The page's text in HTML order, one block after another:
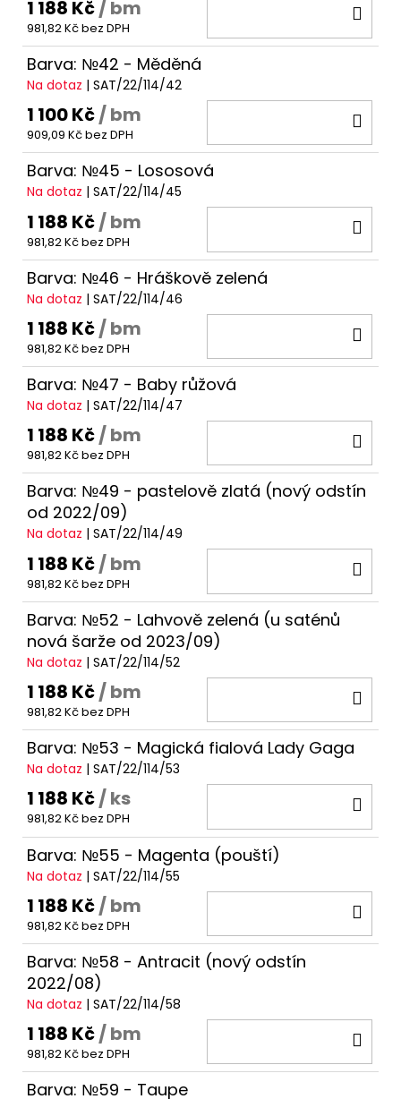
1 188 Kč/ bm
981,82 Kč bez DPH
Barva: №42 - Měděná
Na dotaz | SAT/22/114/42
1 100 Kč/ bm
909,09 Kč bez DPH
Barva: №45 - Lososová
Na dotaz | SAT/22/114/45
1 188 Kč/ bm
981,82 Kč bez DPH
Barva: №46 - Hráškově zelená
Na dotaz | SAT/22/114/46
1 188 Kč/ bm
981,82 Kč bez DPH
Barva: №47 - Baby růžová
Na dotaz | SAT/22/114/47
1 188 Kč/ bm
981,82 Kč bez DPH
Barva: №49 - pastelově zlatá (nový odstín
od 2022/09)
Na dotaz | SAT/22/114/49
1 188 Kč/ bm
981,82 Kč bez DPH
Barva: №52 - Lahvově zelená (u saténů
nová šarže od 2023/09)
Na dotaz | SAT/22/114/52
1 188 Kč/ bm
981,82 Kč bez DPH
Barva: №53 - Magická fialová Lady Gaga
Na dotaz | SAT/22/114/53
1 188 Kč/ ks
981,82 Kč bez DPH
Barva: №55 - Magenta (pouští)
Na dotaz | SAT/22/114/55
1 188 Kč/ bm
981,82 Kč bez DPH
Barva: №58 - Antracit (nový odstín
2022/08)
Na dotaz | SAT/22/114/58
1 188 Kč/ bm
981,82 Kč bez DPH
Barva: №59 - Taupe